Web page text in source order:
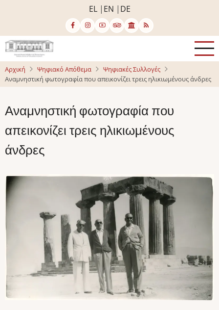
κυρίως
περιεχόμενο
EL EN DE
Αρχική Ψηφιακό Απόθεμα
Ψηφιακές Συλλογές
Αναμνηστική φωτογραφία που απεικονίζει τρεις ηλικιωμένους άνδρες
Αναμνηστική φωτογραφία που
απεικονίζει τρεις ηλικιωμένους
άνδρες
Image